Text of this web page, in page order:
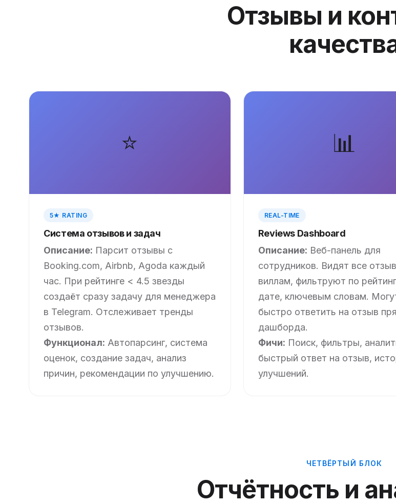
Отзывы и
⭐
5★ RATING
Система отзывов и задач
Описание: Парсит отзывы с
Booking.com, Airbnb, Agoda каждый
час. При рейтинге < 4.5 звезды
создаёт сразу задачу для менеджера
в Telegram. Отслеживает тренды
отзывов.
Функционал: Автопарсинг, система
оценок, создание задач, анализ
причин, рекомендации по улучшению.
📊
REAL-TIME
Reviews Dashboard
Описание: Веб-панель для
сотрудников. Видят все
виллам, фильтруют по
дате, ключевым словам.
быстро ответить на отзыв
дашборда.
Фичи: Поиск, фильтры,
быстрый ответ на отзыв,
улучшений.
ЧЕТВЁРТЫЙ БЛОК
Отчётность и